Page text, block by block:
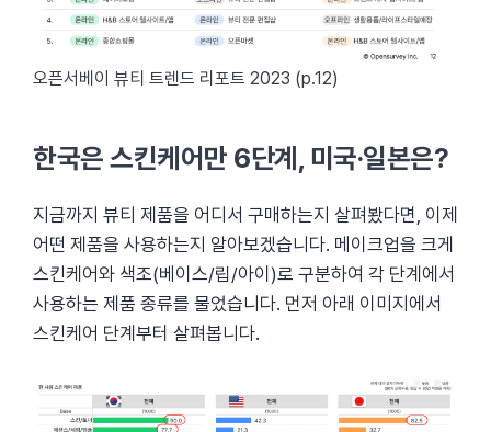
오픈서베이 뷰티 트렌드 리포트 2023 (p.12)
한국은 스킨케어만 6단계, 미국·일본은?
지금까지 뷰티 제품을 어디서 구매하는지 살펴봤다면, 이제
어떤 제품을 사용하는지 알아보겠습니다. 메이크업을 크게
스킨케어와 색조(베이스/립/아이)로 구분하여 각 단계에서
사용하는 제품 종류를 물었습니다. 먼저 아래 이미지에서
스킨케어 단계부터 살펴봅니다.